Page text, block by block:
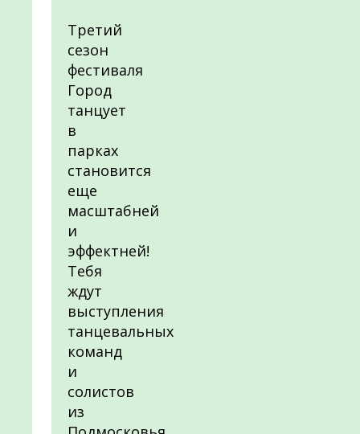
Третий
сезон
фестиваля
Город
танцует
в
парках
становится
еще
масштабней
и
эффектней!
Тебя
ждут
выступления
танцевальных
команд
и
солистов
из